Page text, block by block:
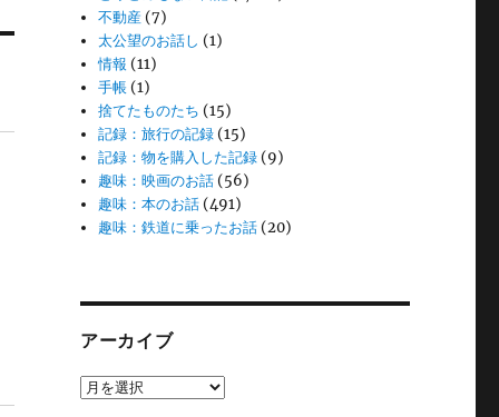
不動産 (7)
太公望のお話し (1)
情報 (11)
手帳 (1)
捨てたものたち (15)
記録：旅行の記録 (15)
記録：物を購入した記録 (9)
趣味：映画のお話 (56)
趣味：本のお話 (491)
趣味：鉄道に乗ったお話 (20)
アーカイブ
ア